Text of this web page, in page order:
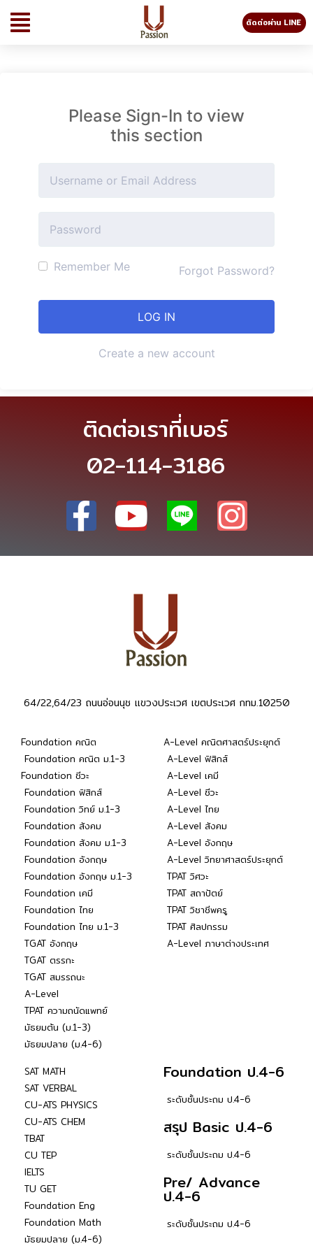
ติดต่อผ่าน LINE
Please Sign-In to view
this section
Remember Me Forgot Password?
Create a new account
ติดต่อเราที่เบอร์
02-114-3186
64/22,64/23 ถนนอ่อนนุช แขวงประเวศ เขตประเวศ กทม.10250
Foundation คณิต
Foundation คณิต ม.1-3
Foundation ชีวะ
Foundation ฟิสิกส์
Foundation วิทย์ ม.1-3
Foundation สังคม
Foundation สังคม ม.1-3
Foundation อังกฤษ
Foundation อังกฤษ ม.1-3
Foundation เคมี
Foundation ไทย
Foundation ไทย ม.1-3
TGAT อังกฤษ
TGAT ตรรกะ
TGAT สมรรถนะ
A-Level
TPAT ความถนัดแพทย์
มัธยมต้น (ม.1-3)
มัธยมปลาย (ม.4-6)
A-Level คณิตศาสตร์ประยุกต์
A-Level ฟิสิกส์
A-Level เคมี
A-Level ชีวะ
A-Level ไทย
A-Level สังคม
A-Level อังกฤษ
A-Level วิทยาศาสตร์ประยุกต์
TPAT วิศวะ
TPAT สถาปัตย์
TPAT วิชาชีพครู
TPAT ศิลปกรรม
A-Level ภาษาต่างประเทศ
SAT MATH
SAT VERBAL
CU-ATS PHYSICS
CU-ATS CHEM
TBAT
CU TEP
IELTS
TU GET
Foundation Eng
Foundation Math
มัธยมปลาย (ม.4-6)
Foundation ป.4-6
ระดับชั้นประถม ป.4-6
สรุป Basic ป.4-6
ระดับชั้นประถม ป.4-6
Pre/ Advance
ป.4-6
ระดับชั้นประถม ป.4-6